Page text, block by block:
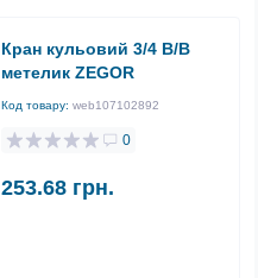
Кран кульовий 3/4 В/В
метелик ZEGOR
Код товару: web107102892
0
253.68 грн.